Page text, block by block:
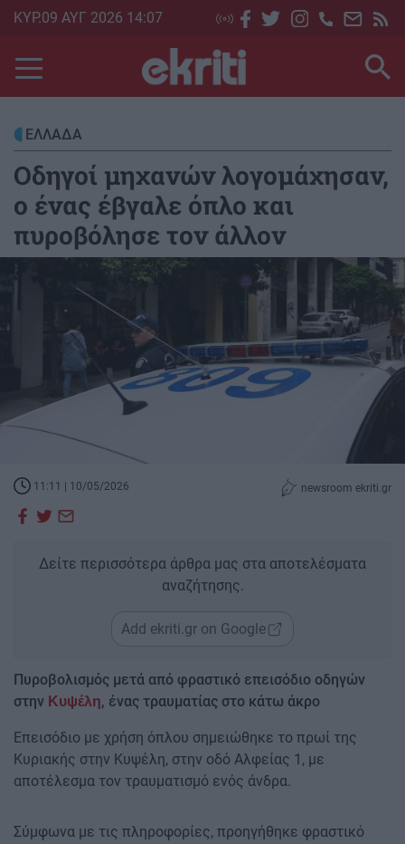
Skip
main
content
ΚΥΡ.09 ΑΥΓ 2026 14:07
ΕΛΛΑΔΑ
Οδηγοί μηχανών λογομάχησαν,
ο ένας έβγαλε όπλο και
πυροβόλησε τον άλλον
11:11 | 10/05/2026 newsroom ekriti.gr
Δείτε περισσότερα άρθρα μας στα αποτελέσματα
αναζήτησης.
Add ekriti.gr on Google
Πυροβολισμός μετά από φραστικό επεισόδιο οδηγών
στην Κυψέλη, ένας τραυματίας στο κάτω άκρο
Επεισόδιο με χρήση όπλου σημειώθηκε το πρωί της
Κυριακής στην Κυψέλη, στην οδό Αλφείας 1, με
αποτέλεσμα τον τραυματισμό ενός άνδρα.
Σύμφωνα με τις πληροφορίες, προηγήθηκε φραστικό